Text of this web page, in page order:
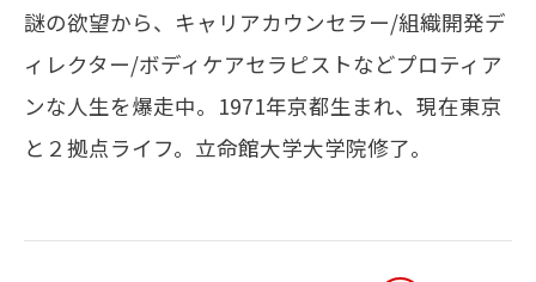
謎の欲望から、キャリアカウンセラー/組織開発デ
ィレクター/ボディケアセラピストなどプロティア
ンな人生を爆走中。1971年京都生まれ、現在東京
と２拠点ライフ。立命館大学大学院修了。